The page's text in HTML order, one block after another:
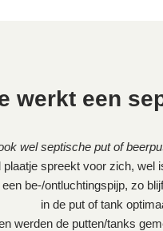
werkt een
wel septische put of
plaatje spreekt voor zich, wel
be-/ontluchtingspijp, zo
in de put of tank
werden de putten/tanks